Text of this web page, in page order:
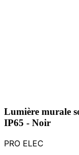
Lumière murale
IP65 - Noir
PRO ELEC